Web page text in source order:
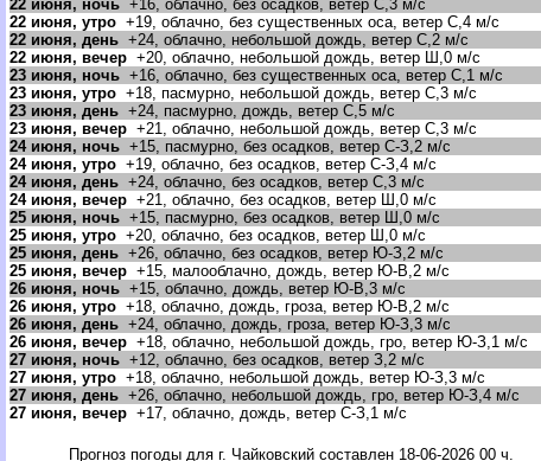
22 июня, ночь +16, облачно, без осадков, ветер С,3 м/с
22 июня, утро +19, облачно, без существенных оса, ветер С,4 м/с
22 июня, день +24, облачно, небольшой дождь, ветер С,2 м/с
22 июня, вечер +20, облачно, небольшой дождь, ветер Ш,0 м/с
23 июня, ночь +16, облачно, без существенных оса, ветер С,1 м/с
23 июня, утро +18, пасмурно, небольшой дождь, ветер С,3 м/с
23 июня, день +24, пасмурно, дождь, ветер С,5 м/с
23 июня, вечер +21, облачно, небольшой дождь, ветер С,3 м/с
24 июня, ночь +15, пасмурно, без осадков, ветер С-З,2 м/с
24 июня, утро +19, облачно, без осадков, ветер С-З,4 м/с
24 июня, день +24, облачно, без осадков, ветер С,3 м/с
24 июня, вечер +21, облачно, без осадков, ветер Ш,0 м/с
25 июня, ночь +15, пасмурно, без осадков, ветер Ш,0 м/с
25 июня, утро +20, облачно, без осадков, ветер Ш,0 м/с
25 июня, день +26, облачно, без осадков, ветер Ю-З,2 м/с
25 июня, вечер +15, малооблачно, дождь, ветер Ю-В,2 м/с
26 июня, ночь +15, облачно, дождь, ветер Ю-В,3 м/с
26 июня, утро +18, облачно, дождь, гроза, ветер Ю-В,2 м/с
26 июня, день +24, облачно, дождь, гроза, ветер Ю-З,3 м/с
26 июня, вечер +18, облачно, небольшой дождь, гро, ветер Ю-З,1 м/с
27 июня, ночь +12, облачно, без осадков, ветер З,2 м/с
27 июня, утро +18, облачно, небольшой дождь, ветер Ю-З,3 м/с
27 июня, день +26, облачно, небольшой дождь, гро, ветер Ю-З,4 м/с
27 июня, вечер +17, облачно, дождь, ветер С-З,1 м/с
Прогноз погоды для г. Чайковский составлен 18-06-2026 00 ч.